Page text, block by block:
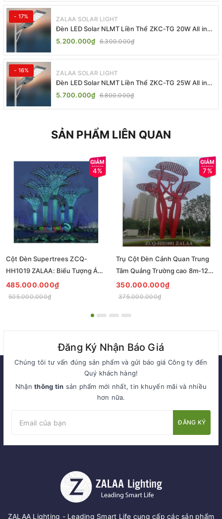
- 17% ZALAA SOLAR LIGHT
Đèn LED Solar NLMT Liền Thể ZKC-TG 20W All in
One | ZALAA Street Light
5.200.000₫ 6.300.000₫
- 16% ZALAA SOLAR LIGHT
Đèn LED Solar NLMT Liền Thể ZKC-TG 25W All in
One | ZALAA Street Light
5.700.000₫ 6.800.000₫
SẢN PHẨM LIÊN QUAN
4%
Cột Đèn Supertrees ZCQ-
HH1019 ZALAA: Biểu Tượng Ánh
Sáng Cho Đại Đô Thị
485.000.000₫
505.000.000₫
7%
Trụ Cột Đèn Cảnh Quan Trung
Tâm Quảng Trường cao 8m-12m
ZCQ-HH1001 ZALAA Fortune
Tree Series
350.000.000₫
375.000.000₫
Đăng Ký Nhận Báo Giá
Chúng tôi tư vấn đúng sản phẩm và gửi báo giá Công ty đến
Quý khách hàng!
Nhậnthông tin sản phẩm mới nhất, tin khuyến mãi và nhiều
hơn nữa.
ĐĂNG KÝ
ZALAA Lighting - Leading Smart Life cung cấp các sản phẩm